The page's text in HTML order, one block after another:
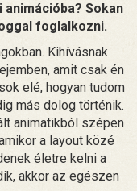
Sokan
foglalkozni.
Kihívásnak
amit csak én
elé, hogyan tudom
más dolog történik.
animatikból szépen
a layout közé
életre kelni a
akkor az egészen